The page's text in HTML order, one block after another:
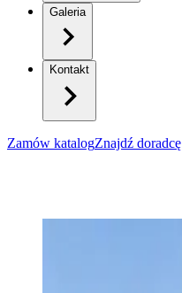
Galeria
Kontakt
Zamów katalogZnajdź doradcę